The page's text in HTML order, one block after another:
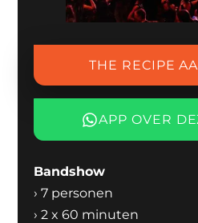
THE RECIPE
APP OVER
Bandshow
› 7 personen
› 2 x 60 minuten